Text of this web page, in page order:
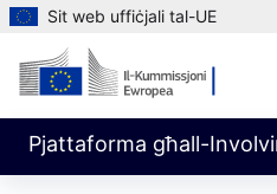
Sit web uffiċjali tal-UE
Pjattaforma għall-